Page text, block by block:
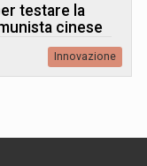
testare la
cinese
Innovazione